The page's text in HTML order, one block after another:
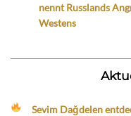
nennt Russlands
Westens
Sevim Dağdelen